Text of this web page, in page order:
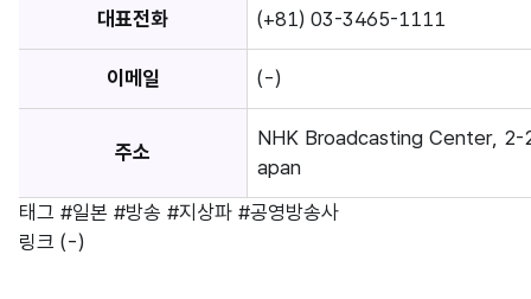
대표전화 (+81) 03-3465-1111
이메일 (-)
주소
NHK Broadcasting Center,
apan
태그 #일본 #방송 #지상파 #공영방송사
링크 (-)